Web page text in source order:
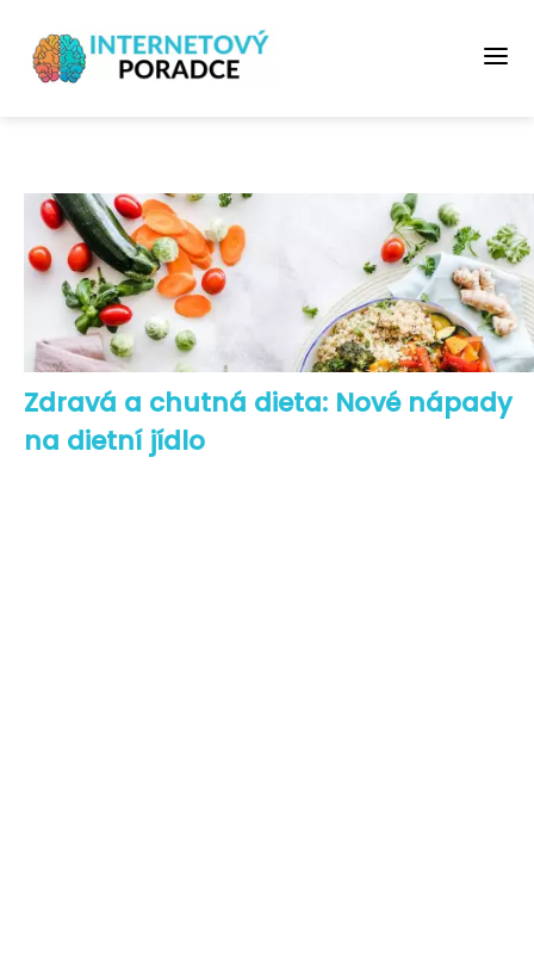
Zdravá a chutná dieta: Nové nápady
na dietní jídlo